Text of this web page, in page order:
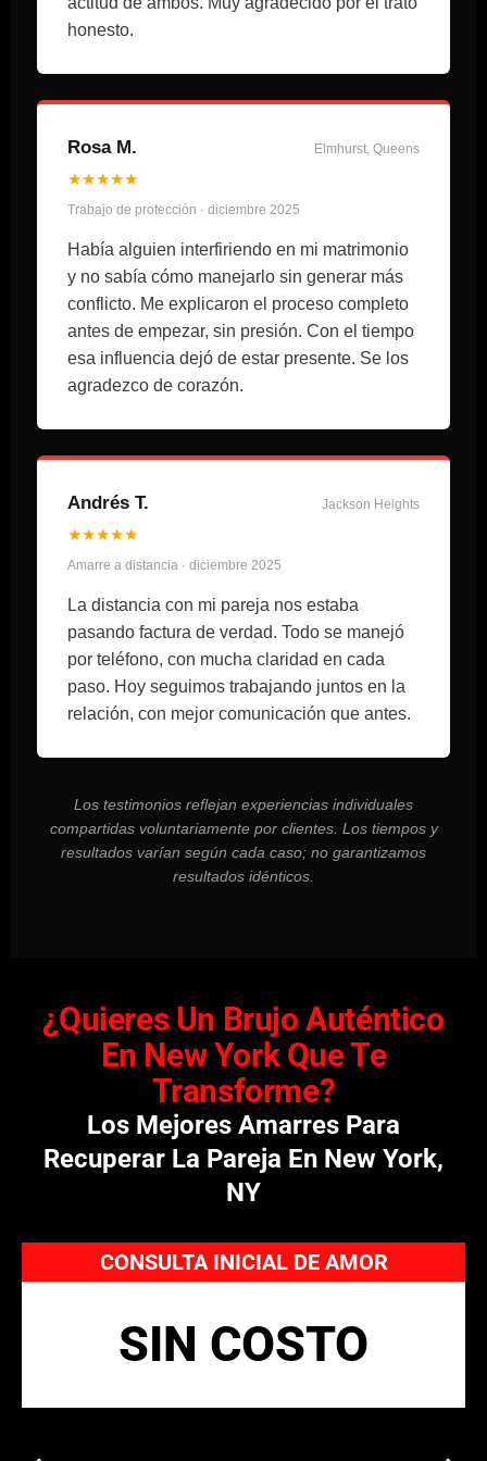
honesto.
Rosa M. Elmhurst, Queens
★★★★★
Trabajo de protección · diciembre 2025
Había alguien interfiriendo en mi matrimonio
y no sabía cómo manejarlo sin generar más
conflicto. Me explicaron el proceso completo
antes de empezar, sin presión. Con el tiempo
esa influencia dejó de estar presente. Se los
agradezco de corazón.
Andrés T. Jackson Heights
★★★★★
Amarre a distancia · diciembre 2025
La distancia con mi pareja nos estaba
pasando factura de verdad. Todo se manejó
por teléfono, con mucha claridad en cada
paso. Hoy seguimos trabajando juntos en la
relación, con mejor comunicación que antes.
Los testimonios reflejan experiencias individuales
compartidas voluntariamente por clientes. Los tiempos y
resultados varían según cada caso; no garantizamos
resultados idénticos.
¿Quieres Un Brujo Auténtico
En New York Que Te
Transforme?
Los Mejores Amarres Para
Recuperar La Pareja En New York,
NY
CONSULTA INICIAL DE AMOR
SIN COSTO